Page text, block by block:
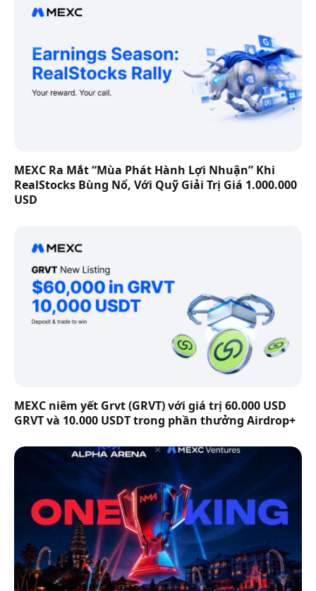
MEXC Ra Mắt “Mùa Phát Hành Lợi Nhuận” Khi
RealStocks Bùng Nổ, Với Quỹ Giải Trị Giá 1.000.000
USD
MEXC niêm yết Grvt (GRVT) với giá trị 60.000 USD
GRVT và 10.000 USDT trong phần thưởng Airdrop+